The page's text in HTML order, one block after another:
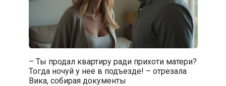
– Ты продал квартиру ради прихоти матери?
Тогда ночуй у неё в подъезде! – отрезала
Вика, собирая документы